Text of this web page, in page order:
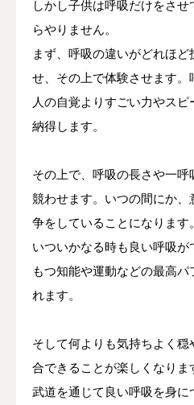
しかし子供は呼吸だけをさ
らやりません。
まず、呼吸の違いがどれほ
せ、その上で体験させます
人の自覚よりすごい力やス
納得します。
その上で、呼吸の長さや一
競わせます。いつの間にか、
争をしていることになります。
いついかなる時も良い呼吸
もつ知能や運動などの最高パ
れます。
そして何よりも気持ちよく
合できることが楽しくなりま
武道を通じて良い呼吸を身